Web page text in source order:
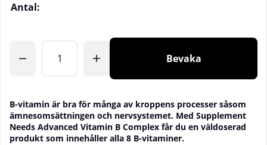
Antal:
Bevaka
B-vitamin är bra för många av kroppens processer såsom
ämnesomsättningen och nervsystemet. Med Supplement
Needs Advanced Vitamin B Complex får du en väldoserad
produkt som innehåller alla 8 B-vitaminer.